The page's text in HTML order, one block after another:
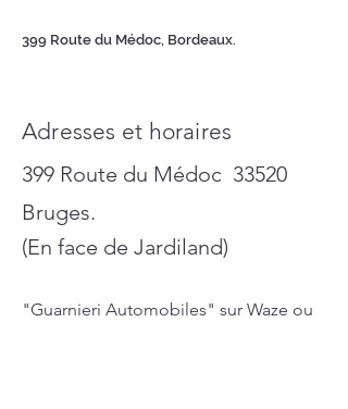
399 Route du Médoc, Bordeaux.
Adresses et horaires
399 Route du Médoc 33520
Bruges.
(En face de Jardiland)
"Guarnieri Automobiles" sur Waze ou